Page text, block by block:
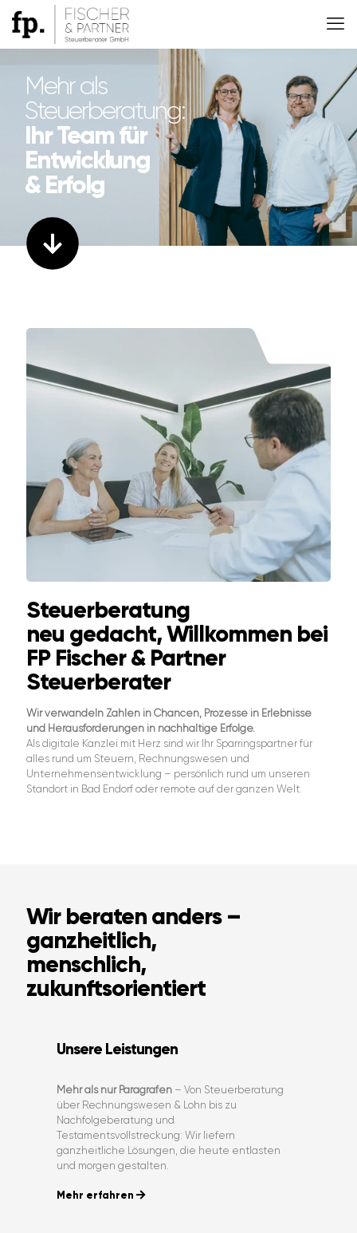
Mehr als
Steuerberatung:
Ihr Team für
Entwicklung
& Erfolg
Steuerberatung
neu gedacht, Willkommen bei
FP Fischer & Partner
Steuerberater
Wir verwandeln Zahlen in Chancen, Prozesse in Erlebnisse
und Herausforderungen in nachhaltige Erfolge.
Als digitale Kanzlei mit Herz sind wir Ihr Sparringspartner für
alles rund um Steuern, Rechnungswesen und
Unternehmensentwicklung – persönlich rund um unseren
Standort in Bad Endorf oder remote auf der ganzen Welt.
Wir beraten anders –
ganzheitlich,
menschlich,
zukunftsorientiert
Unsere Leistungen
Mehr als nur Paragrafen – Von Steuerberatung
über Rechnungswesen & Lohn bis zu
Nachfolgeberatung und
Testamentsvollstreckung: Wir liefern
ganzheitliche Lösungen, die heute entlasten
und morgen gestalten.
Mehr erfahren